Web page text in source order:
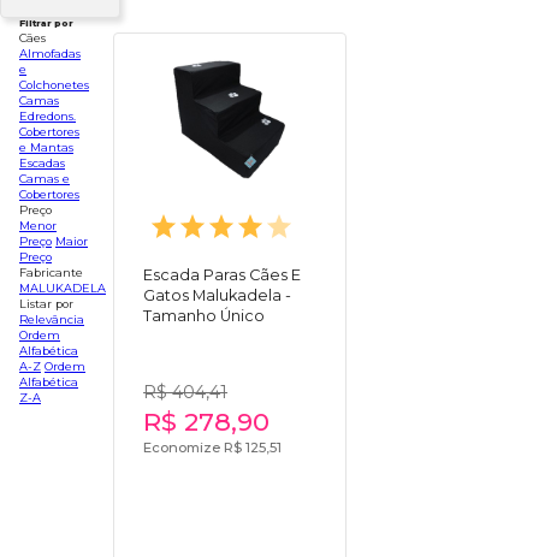
Filtrar por
Cães
Almofadas
e
Colchonetes
Camas
Edredons.
Cobertores
e Mantas
Escadas
Camas e
Cobertores
Preço
Menor
Preço Maior
Preço
Fabricante
MALUKADELA
Listar por
Relevância
Ordem
Alfabética
A-Z Ordem
Alfabética
Z-A
Escada Paras Cães E
Gatos Malukadela -
Tamanho Único
R$ 404,41
R$ 278,90
Economize R$ 125,51